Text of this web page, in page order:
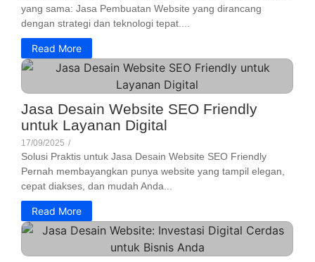
yang sama: Jasa Pembuatan Website yang dirancang
dengan strategi dan teknologi tepat....
Read More
Jasa Desain Website SEO Friendly
untuk Layanan Digital
17/09/2025 /
Solusi Praktis untuk Jasa Desain Website SEO Friendly
Pernah membayangkan punya website yang tampil elegan,
cepat diakses, dan mudah Anda...
Read More